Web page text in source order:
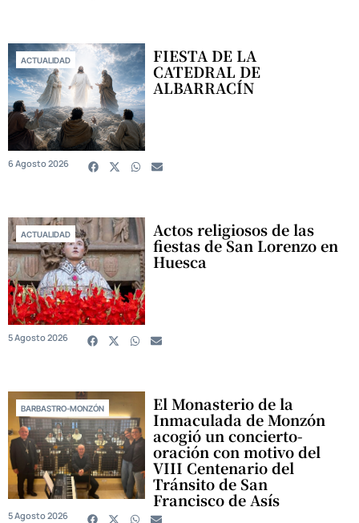
ACTUALIDAD FIESTA DE LA
CATEDRAL DE
ALBARRACÍN
6 Agosto 2026
ACTUALIDAD Actos religiosos de las
fiestas de San Lorenzo en
Huesca
5 Agosto 2026
BARBASTRO-MONZÓN El Monasterio de la
Inmaculada de Monzón
acogió un concierto-
oración con motivo del
VIII Centenario del
Tránsito de San
Francisco de Asís
5 Agosto 2026